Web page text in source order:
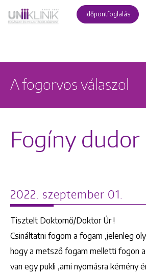
Időpontfoglalás
A fogorvos válaszol
Fogíny dudor
2022. szeptember 01.
Tisztelt Doktornő/Doktor Úr !
Csináltatni fogom a fogam ,jelenleg
hogy a metsző fogam melletti fogon
van egy pukli ,ami nyomásra kémény